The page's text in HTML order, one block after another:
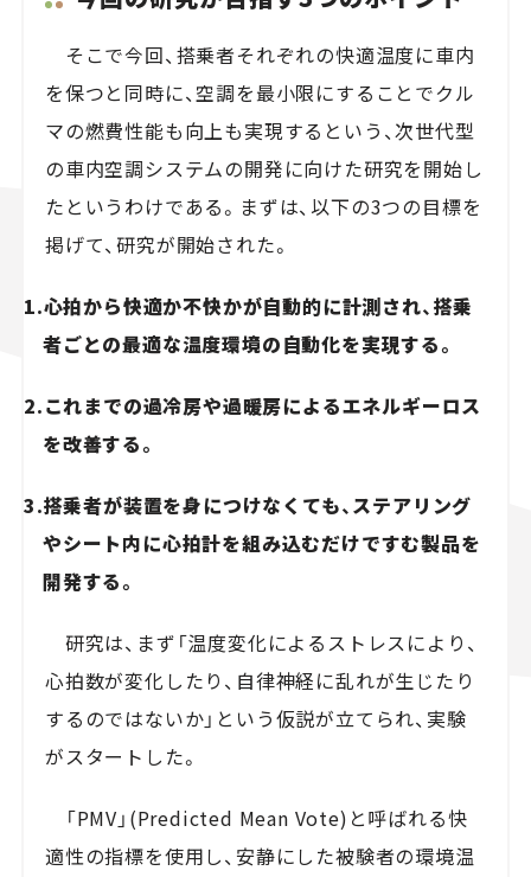
そこで今回、搭乗者それぞれの快適温度に車内
を保つと同時に、空調を最小限にすることでクル
マの燃費性能も向上も実現するという、次世代型
の車内空調システムの開発に向けた研究を開始し
たというわけである。まずは、以下の3つの目標を
掲げて、研究が開始された。
1.心拍から快適か不快かが自動的に計測され、搭乗
者ごとの最適な温度環境の自動化を実現する。
2.これまでの過冷房や過暖房によるエネルギーロス
を改善する。
3.搭乗者が装置を身につけなくても、ステアリング
やシート内に心拍計を組み込むだけですむ製品を
開発する。
研究は、まず「温度変化によるストレスにより、
心拍数が変化したり、自律神経に乱れが生じたり
するのではないか」という仮説が立てられ、実験
がスタートした。
「PMV」(Predicted Mean Vote)と呼ばれる快
適性の指標を使用し、安静にした被験者の環境温